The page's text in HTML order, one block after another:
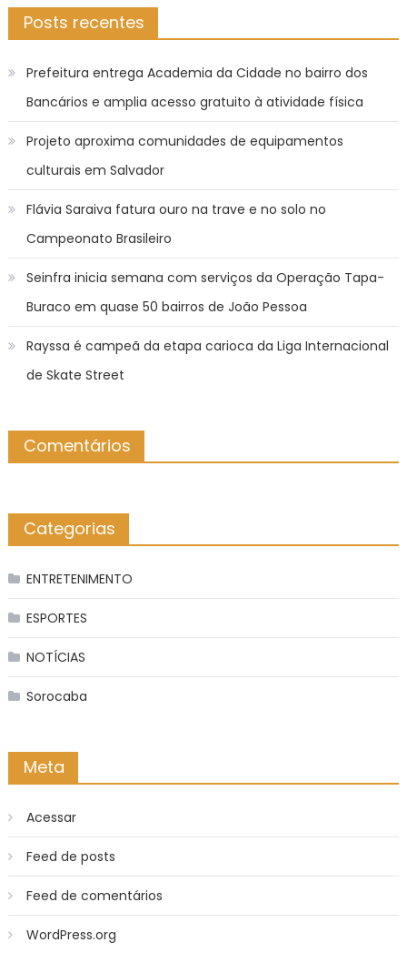
Posts recentes
Prefeitura entrega Academia da Cidade no bairro dos
Bancários e amplia acesso gratuito à atividade física
Projeto aproxima comunidades de equipamentos
culturais em Salvador
Flávia Saraiva fatura ouro na trave e no solo no
Campeonato Brasileiro
Seinfra inicia semana com serviços da Operação Tapa-
Buraco em quase 50 bairros de João Pessoa
Rayssa é campeã da etapa carioca da Liga Internacional
de Skate Street
Comentários
Categorias
ENTRETENIMENTO
ESPORTES
NOTÍCIAS
Sorocaba
Meta
Acessar
Feed de posts
Feed de comentários
WordPress.org